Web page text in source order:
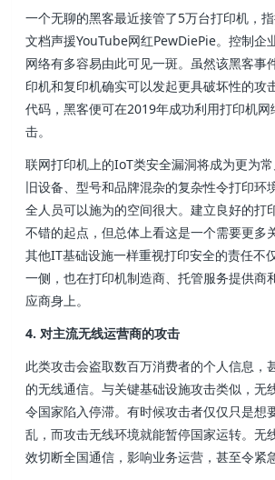
一个无聊的黑客最近接管了5万台打印机，
文档声援YouTube网红PewDiePie。控制企
网络有多容易由此可见一斑。虽然该黑客事
印机和复印机确实可以发起更具破坏性的攻
代码，黑客便可在2019年成功利用打印机
击。
联网打印机上的IoT类安全漏洞将成为更为
旧设备、型号和品牌混杂的复杂性令打印环
全人员可以施为的空间很大。建立良好的打
不错的起点，但总体上看这是一个需要更多
其他IT基础设施一样重视打印安全的责任不
一侧，也在打印机制造商、托管服务提供商
应商身上。
4. 对主流无线运营商的攻击
此类攻击会盗取数百万消费者的个人信息，
的无线通信。与关键基础设施攻击类似，无
令国家陷入停滞。有时候攻击者仅仅只是想
乱，而攻击无线环境就能暂停国家运转。无
效切断全国通信，影响业务运营，甚至令紧